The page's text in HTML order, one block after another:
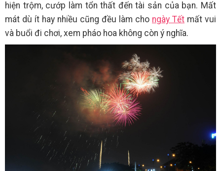
hiện trộm, cướp làm tổn thất đến tài sản của bạn. Mất
mát dù ít hay nhiều cũng đều làm cho ngày Tết mất vui
và buổi đi chơi, xem pháo hoa không còn ý nghĩa.